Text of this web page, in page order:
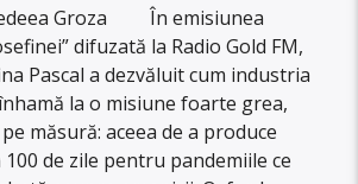
Groza În emisiunea
difuzată la Radio Gold FM,
Pascal a dezvăluit cum industria
la o misiune foarte grea,
măsură: aceea de a produce
de zile pentru pandemiile ce